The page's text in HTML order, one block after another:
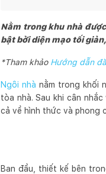
Nằm trong khu nhà
bật bởi diện mạo tối
*Tham khảo Hướng dẫn
Ngôi nhà nằm trong khối
tòa nhà. Sau khi cân
cả về hình thức và phong
Ban đầu, thiết kế bên